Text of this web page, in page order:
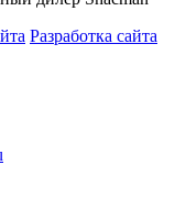
Разработка сайта